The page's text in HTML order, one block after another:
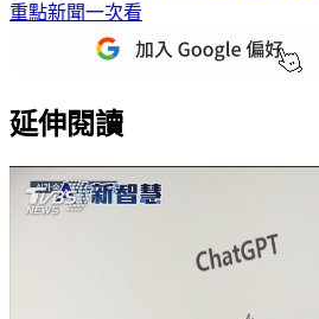
重點新聞一次看
延伸閱讀